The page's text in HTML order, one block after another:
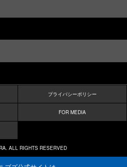
プライバシーポリシー
FOR MEDIA
ALL RIGHTS RESERVED